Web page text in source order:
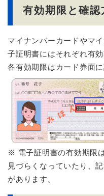
有効期限と確認
マイナンバーカードやマ
子証明書にはそれぞれ有効
各有効期限はカード券面に
※ 電子証明書の有効期限
見づらくなっていたり、
があります。